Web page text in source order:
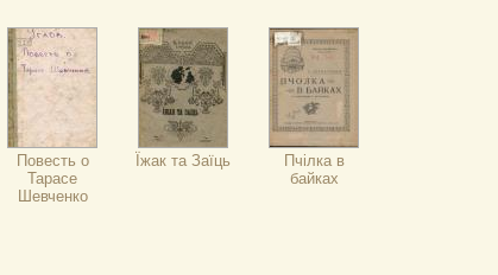
Повесть о
Тарасе
Шевченко
Їжак та Заїць
Пчілка в
байках